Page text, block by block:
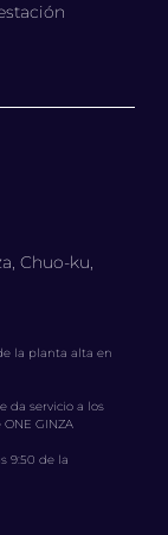
Chuo-ku,
la planta alta en
da servicio a los
GINZA
9:50 de la